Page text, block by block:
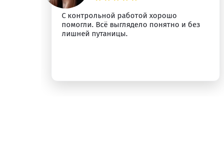
С контрольной работой хорошо
помогли. Всё выглядело понятно и без
лишней путаницы.